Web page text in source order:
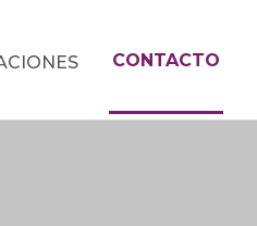
CONTACTO